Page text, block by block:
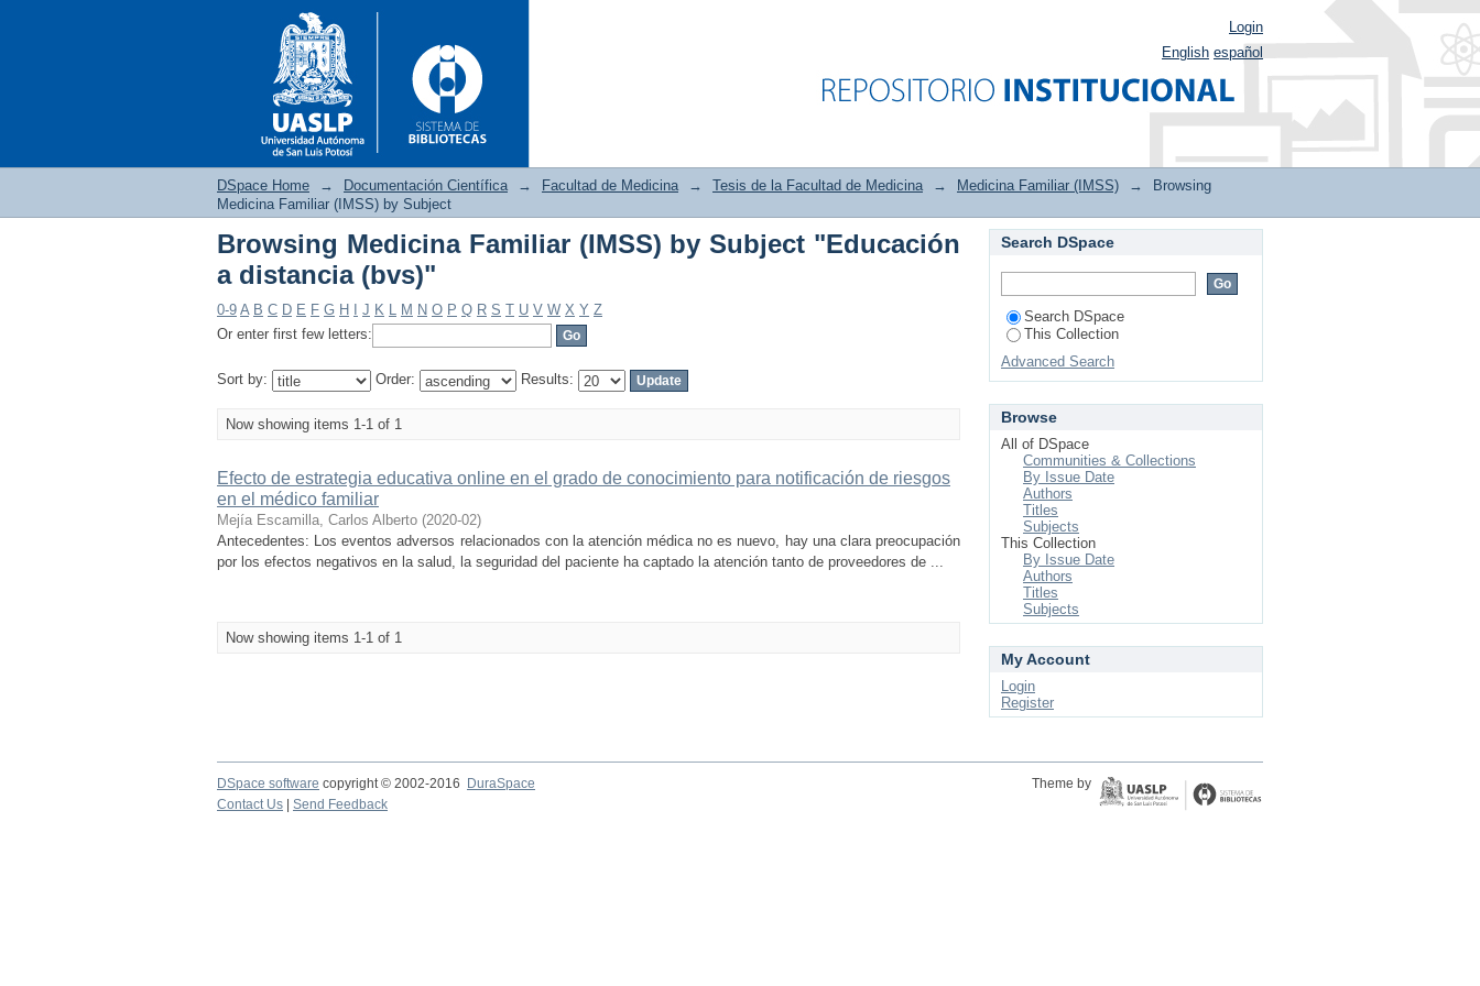
Browsing Medicina Familiar (IMSS) by Subject "Educación a distancia (bvs)"
Login
English español
DSpace Home → Documentación Científica → Facultad de Medicina → Tesis de la Facultad de Medicina → Medicina Familiar (IMSS) →
Browsing
Medicina Familiar (IMSS) by Subject
Browsing Medicina Familiar (IMSS) by Subject "Educación
a distancia (bvs)"
0-9 A B C D E F G H J K L M N O P Q R S T U V W X Y Z
Or enter first few letters:
Sort by: Order: Results:
Now showing items 1-1 of 1
Efecto de estrategia educativa online en el grado de conocimiento para notificación de riesgos
en el médico familiar
Mejía Escamilla, Carlos Alberto (2020-02)
Antecedentes: Los eventos adversos relacionados con la atención médica no es nuevo, hay una clara preocupación
por los efectos negativos en la salud, la seguridad del paciente ha captado la atención tanto de proveedores de ...
Now showing items 1-1 of 1
Search DSpace
Search DSpace
This Collection
Advanced Search
Browse
All of DSpace
Communities & Collections
By Issue Date
Authors
Titles
Subjects
This Collection
By Issue Date
Authors
Titles
Subjects
My Account
Login
Register
DSpace software copyright © 2002-2016 DuraSpace
Theme by
Contact Us
Send Feedback